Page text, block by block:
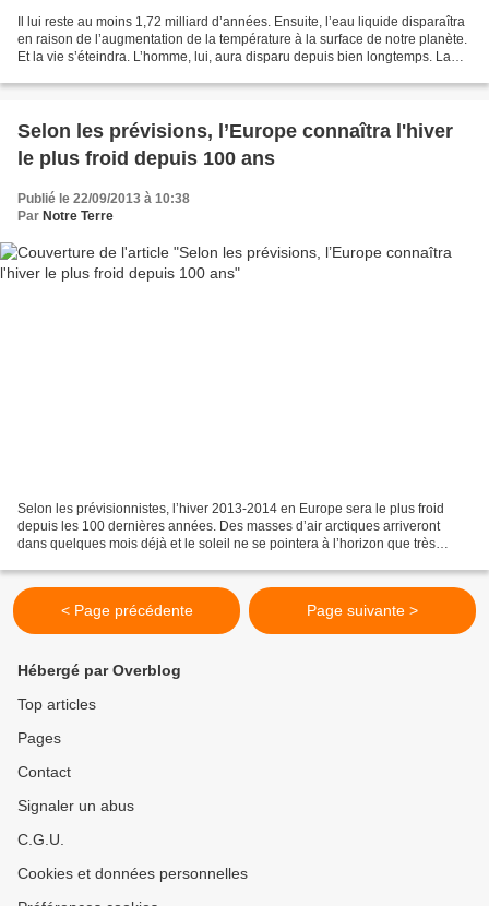
Il lui reste au moins 1,72 milliard d’années. Ensuite, l’eau liquide disparaîtra
en raison de l’augmentation de la température à la surface de notre planète.
Et la vie s’éteindra. L’homme, lui, aura disparu depuis bien longtemps. La
Selon les prévisions, l’Europe connaîtra l'hiver
le plus froid depuis 100 ans
Publié le 22/09/2013 à 10:38
Par Notre Terre
Selon les prévisionnistes, l’hiver 2013-2014 en Europe sera le plus froid
depuis les 100 dernières années. Des masses d’air arctiques arriveront
dans quelques mois déjà et le soleil ne se pointera à l’horizon que très
< Page précédente Page suivante >
Hébergé par Overblog
Top articles
Pages
Contact
Signaler un abus
C.G.U.
Cookies et données personnelles